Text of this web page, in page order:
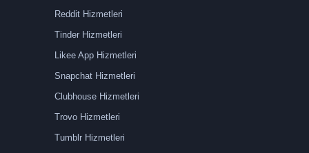
Reddit Hizmetleri
Tinder Hizmetleri
Likee App Hizmetleri
Snapchat Hizmetleri
Clubhouse Hizmetleri
Trovo Hizmetleri
Tumblr Hizmetleri